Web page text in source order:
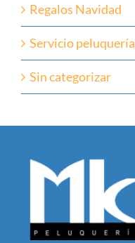
Regalos Navidad
Servicio peluquería
Sin categorizar